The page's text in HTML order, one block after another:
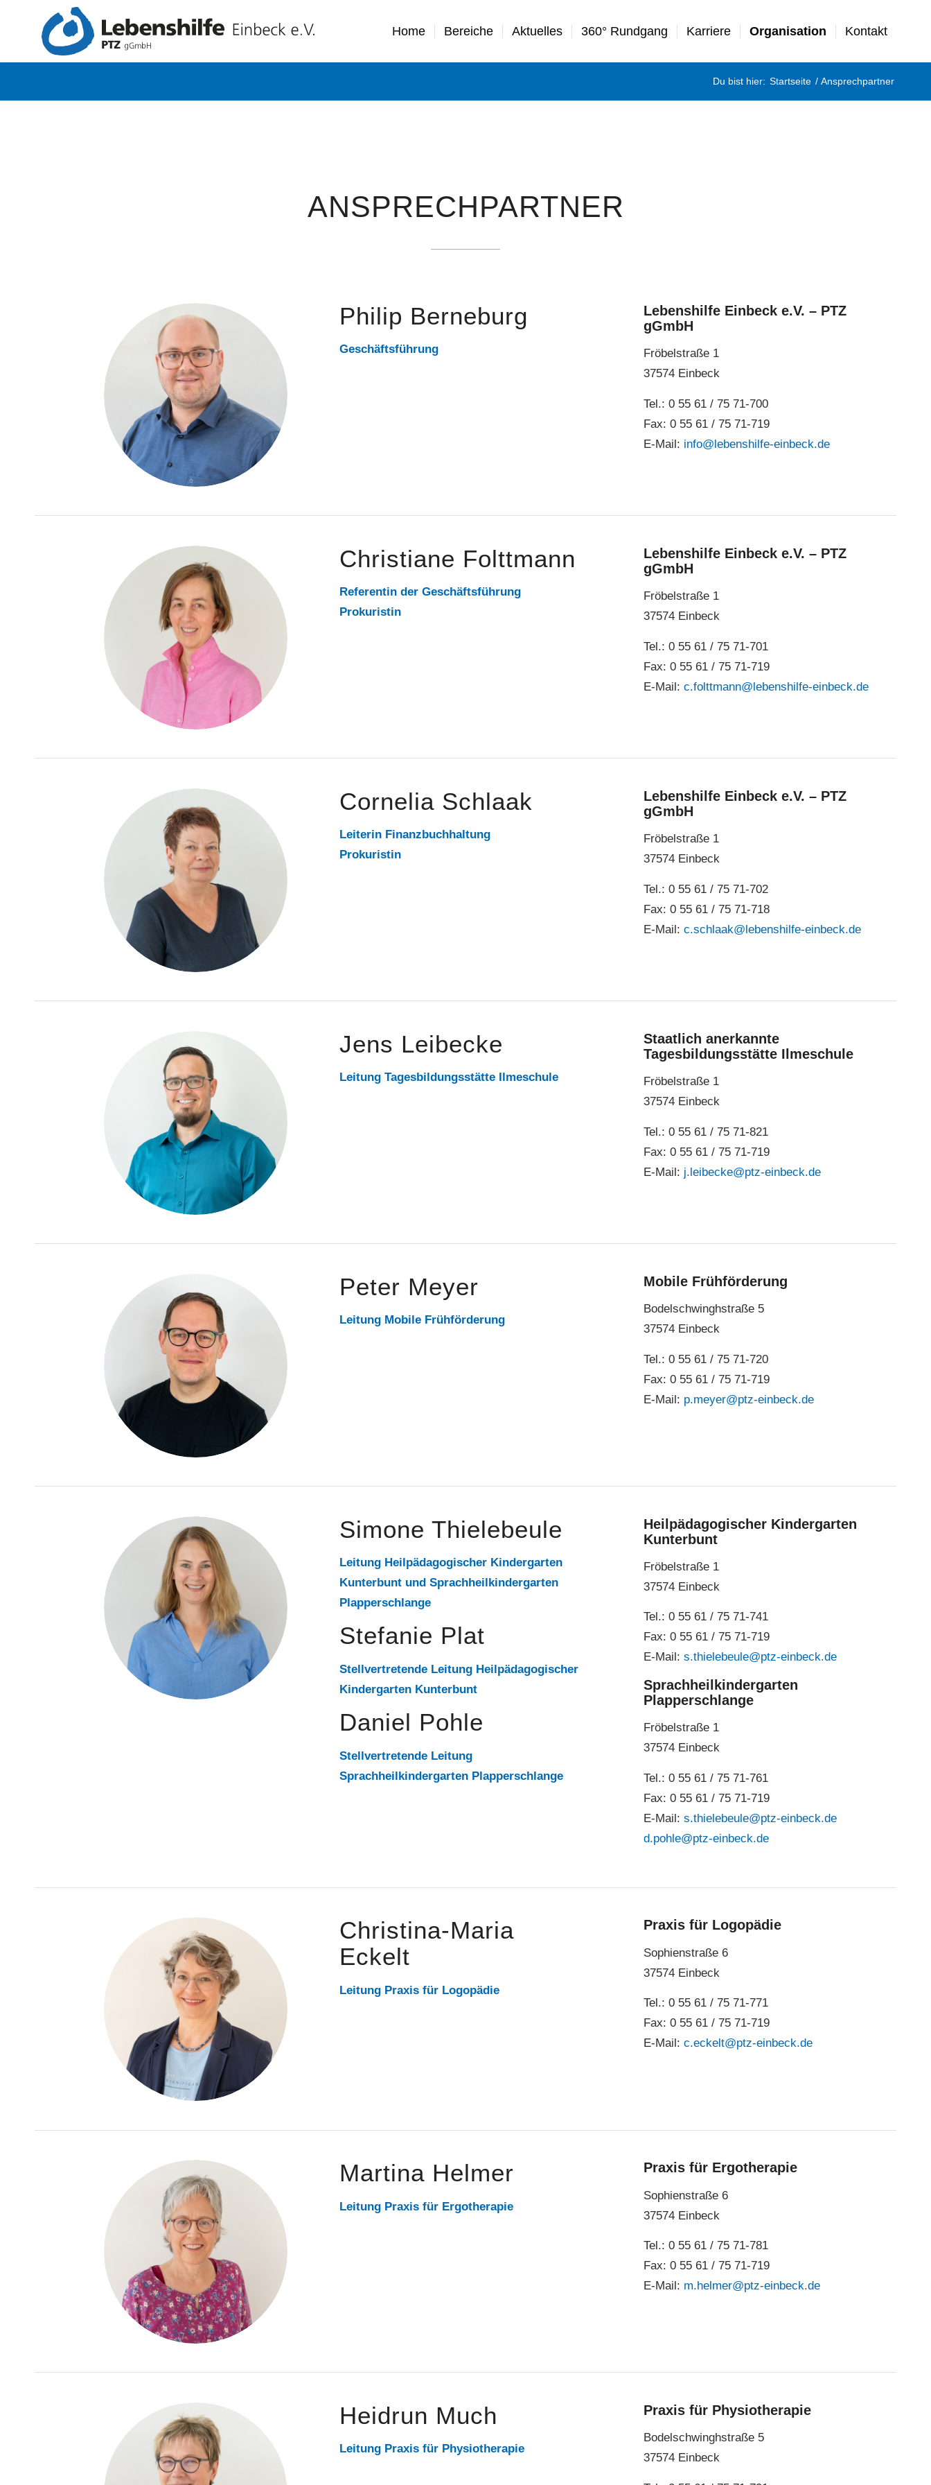
Home Bereiche Aktuelles 360° Rundgang Karriere Organisation Kontakt
Du bist hier: Startseite / Ansprechpartner
ANSPRECH­PARTNER
Philip Berneburg
Geschäftsführung
Lebenshilfe Einbeck e.V. – PTZ
gGmbH
Fröbelstraße 1
37574 Einbeck
Tel.: 0 55 61 / 75 71-700
Fax: 0 55 61 / 75 71-719
E-Mail: info@lebenshilfe-einbeck.de
Christiane Folttmann
Referentin der Geschäftsführung
Prokuristin
Lebenshilfe Einbeck e.V. – PTZ
gGmbH
Fröbelstraße 1
37574 Einbeck
Tel.: 0 55 61 / 75 71-701
Fax: 0 55 61 / 75 71-719
E-Mail:c.folttmann@lebenshilfe-einbeck.de
Cornelia Schlaak
Leiterin Finanzbuchhaltung
Prokuristin
Lebenshilfe Einbeck e.V. – PTZ
gGmbH
Fröbelstraße 1
37574 Einbeck
Tel.: 0 55 61 / 75 71-702
Fax: 0 55 61 / 75 71-718
E-Mail:c.schlaak@lebenshilfe-einbeck.de
Jens Leibecke
Leitung Tagesbildungsstätte Ilmeschule
Staatlich anerkannte
Tagesbildungsstätte Ilmeschule
Fröbelstraße 1
37574 Einbeck
Tel.: 0 55 61 / 75 71-821
Fax: 0 55 61 / 75 71-719
E-Mail: j.leibecke@ptz-einbeck.de
Peter Meyer
Leitung Mobile Frühförderung
Mobile Frühförderung
Bodelschwinghstraße 5
37574 Einbeck
Tel.: 0 55 61 / 75 71-720
Fax: 0 55 61 / 75 71-719
E-Mail: p.meyer@ptz-einbeck.de
Simone Thielebeule
Leitung Heilpädagogischer Kindergarten
Kunterbunt und Sprachheilkindergarten
Plapperschlange
Stefanie Plat
Stellvertretende Leitung Heilpädagogischer
Kindergarten Kunterbunt
Daniel Pohle
Stellvertretende Leitung
Sprachheilkindergarten Plapperschlange
Heilpädagogischer Kindergarten
Kunterbunt
Fröbelstraße 1
37574 Einbeck
Tel.: 0 55 61 / 75 71-741
Fax: 0 55 61 / 75 71-719
E-Mail:s.thielebeule@ptz-einbeck.de
Sprachheilkindergarten
Plapperschlange
Fröbelstraße 1
37574 Einbeck
Tel.: 0 55 61 / 75 71-761
Fax: 0 55 61 / 75 71-719
E-Mail:s.thielebeule@ptz-einbeck.de
d.pohle@ptz-einbeck.de
Christina-Maria
Eckelt
Leitung Praxis für Logopädie
Praxis für Logopädie
Sophienstraße 6
37574 Einbeck
Tel.: 0 55 61 / 75 71-771
Fax: 0 55 61 / 75 71-719
E-Mail:c.eckelt@ptz-einbeck.de
Martina Helmer
Leitung Praxis für Ergotherapie
Praxis für Ergotherapie
Sophienstraße 6
37574 Einbeck
Tel.: 0 55 61 / 75 71-781
Fax: 0 55 61 / 75 71-719
E-Mail: m.helmer@ptz-einbeck.de
Heidrun Much
Leitung Praxis für Physiotherapie
Praxis für Physiotherapie
Bodelschwinghstraße 5
37574 Einbeck